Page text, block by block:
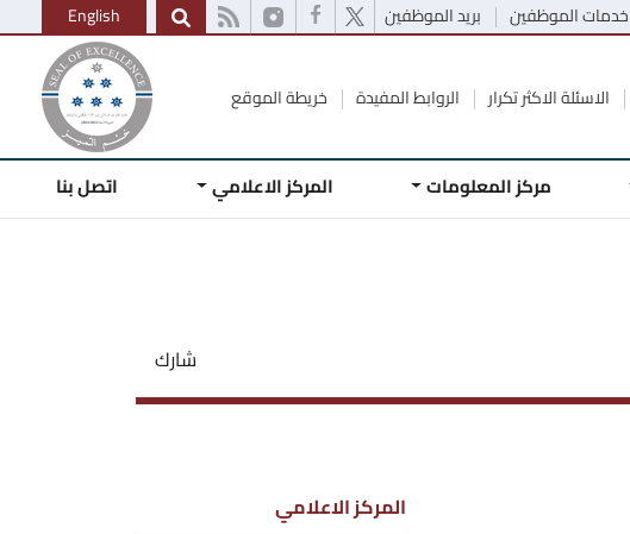
خدمات الموظفين بريد الموظفين English
الاسئلة الاكثر تكرار الروابط المفيدة خريطة الموقع
مركز المعلومات المركز الاعلامي اتصل بنا
شارك
المركز الاعلامي